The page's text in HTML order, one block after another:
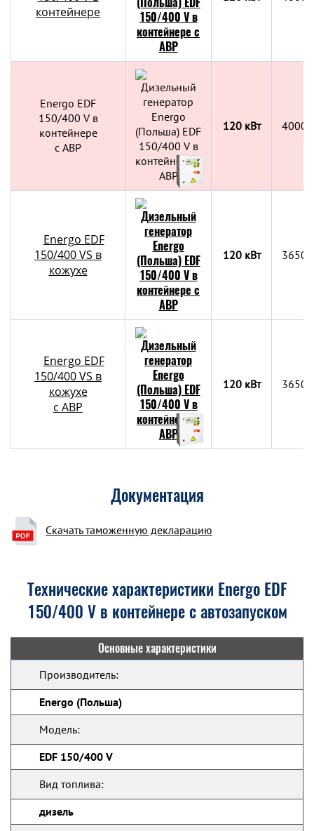
контейнере
Energo EDF
150/400 V в
контейнере
c АВР
120 кВт
Energo EDF
150/400 VS в
кожухе
120 кВт
Energo EDF
150/400 VS в
кожухе
с АВР
120 кВт
Документация
Скачать таможенную декларацию
Технические характеристики Energo EDF
150/400 V в контейнере с автозапуском
Основные характеристики
Производитель:
Energo (Польша)
Модель:
EDF 150/400 V
Вид топлива:
дизель